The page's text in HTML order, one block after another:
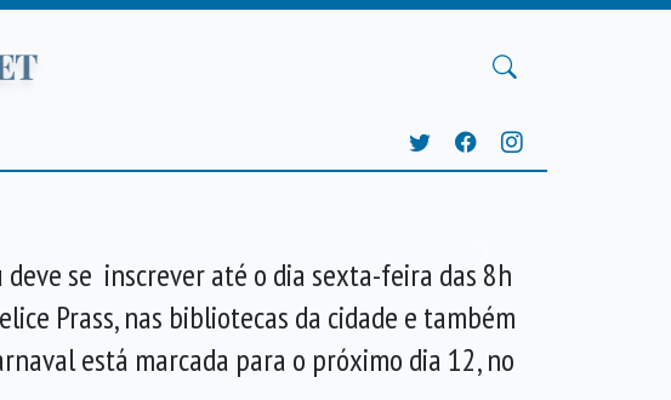
Próxima
deve se inscrever até o dia sexta-feira das 8h
Prass, nas bibliotecas da cidade e também
está marcada para o próximo dia 12, no